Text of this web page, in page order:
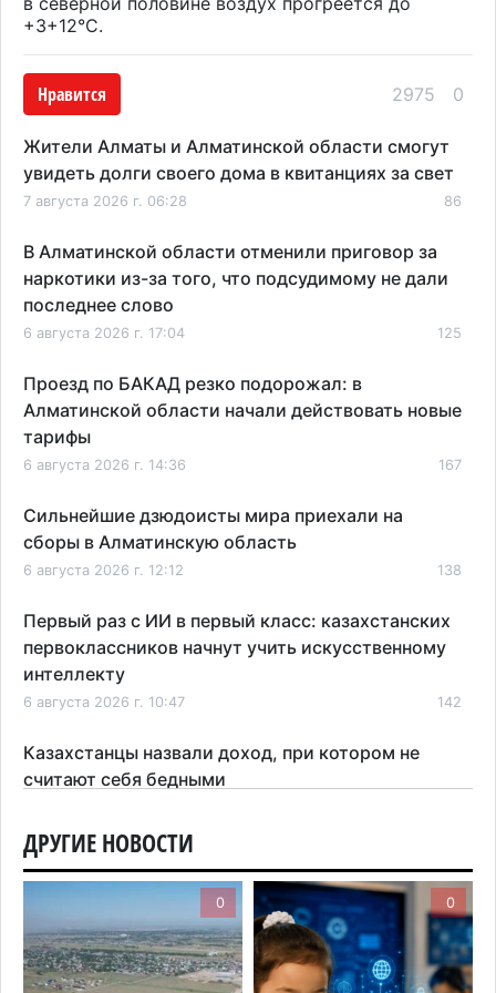
+3+12°С.
Нравится 2975 0
Жители Алматы и Алматинской области смогут
увидеть долги своего дома в квитанциях за свет
7 августа 2026 г. 06:28 86
В Алматинской области отменили приговор за
наркотики из-за того, что подсудимому не дали
последнее слово
6 августа 2026 г. 17:04 125
Проезд по БАКАД резко подорожал: в
Алматинской области начали действовать новые
тарифы
6 августа 2026 г. 14:36 167
Сильнейшие дзюдоисты мира приехали на
сборы в Алматинскую область
6 августа 2026 г. 12:12 138
Первый раз с ИИ в первый класс: казахстанских
первоклассников начнут учить искусственному
интеллекту
6 августа 2026 г. 10:47 142
Казахстанцы назвали доход, при котором не
считают себя бедными
Пожар в Аксайском ущелье под Алматы
полностью ликвидирован спустя три дня
194
Минэкологии опровергло фото тигра возле села
ДРУГИЕ НОВОСТИ
0 0